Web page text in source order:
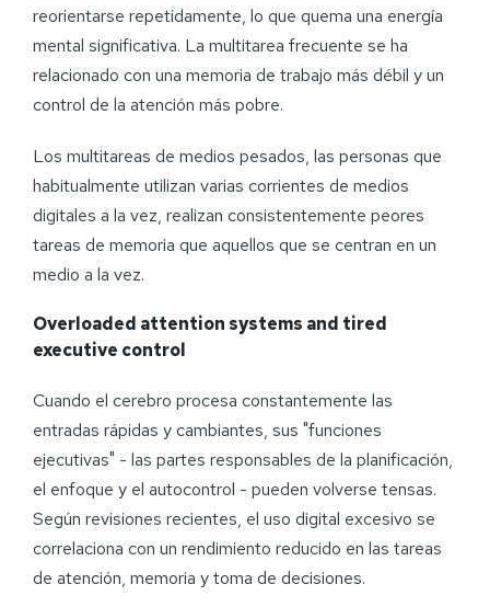
reorientarse repetidamente, lo que quema una energía
mental significativa. La multitarea frecuente se ha
relacionado con una memoria de trabajo más débil y un
control de la atención más pobre.
Los multitareas de medios pesados, las personas que
habitualmente utilizan varias corrientes de medios
digitales a la vez, realizan consistentemente peores
tareas de memoria que aquellos que se centran en un
medio a la vez.
Overloaded attention systems and tired
executive control
Cuando el cerebro procesa constantemente las
entradas rápidas y cambiantes, sus "funciones
ejecutivas" - las partes responsables de la planificación,
el enfoque y el autocontrol - pueden volverse tensas.
Según revisiones recientes, el uso digital excesivo se
correlaciona con un rendimiento reducido en las tareas
de atención, memoria y toma de decisiones.